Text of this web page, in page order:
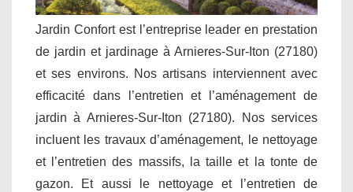
Jardin Confort est l’entreprise leader en prestation
de jardin et jardinage à Arnieres-Sur-Iton (27180)
et ses environs. Nos artisans interviennent avec
efficacité dans l’entretien et l’aménagement de
jardin à Arnieres-Sur-Iton (27180). Nos services
incluent les travaux d’aménagement, le nettoyage
et l’entretien des massifs, la taille et la tonte de
gazon. Et aussi le nettoyage et l’entretien de